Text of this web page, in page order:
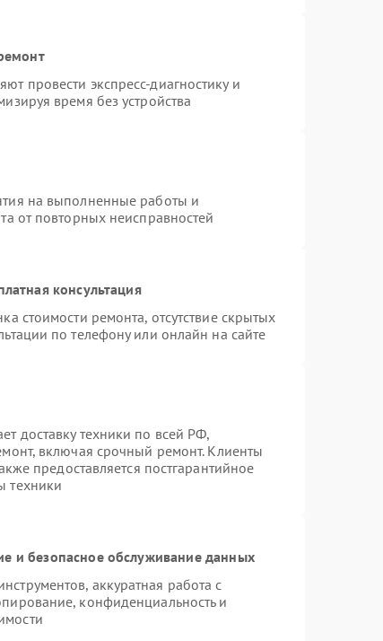
провести экспресс-диагностику и
время без устройства
на выполненные работы и
от повторных неисправностей
консультация
стоимости ремонта, отсутствие скрытых
по телефону или онлайн на сайте
доставку техники по всей РФ,
включая срочный ремонт. Клиенты
предоставляется постгарантийное
техники
и безопасное обслуживание данных
аккуратная работа с
конфиденциальность и